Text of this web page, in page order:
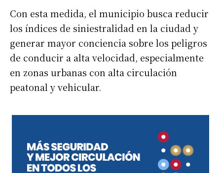
Con esta medida, el municipio busca reducir
los índices de siniestralidad en la ciudad y
generar mayor conciencia sobre los peligros
de conducir a alta velocidad, especialmente
en zonas urbanas con alta circulación
peatonal y vehicular.